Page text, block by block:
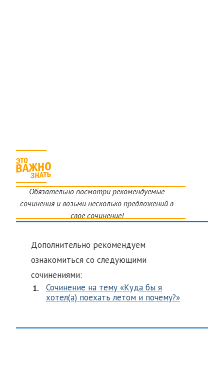
Обязательно посмотри рекомендуемые
сочинения и возьми несколько предложений в
свое сочинение!
Дополнительно рекомендуем
ознакомиться со следующими
сочинениями:
Сочинение на тему «Куда бы я
хотел(а) поехать летом и почему?»